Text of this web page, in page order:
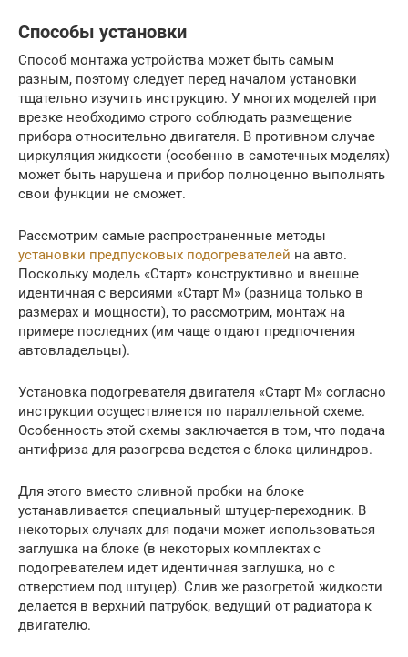
Способы установки
Способ монтажа устройства может быть самым
разным, поэтому следует перед началом установки
тщательно изучить инструкцию. У многих моделей при
врезке необходимо строго соблюдать размещение
прибора относительно двигателя. В противном случае
циркуляция жидкости (особенно в самотечных моделях)
может быть нарушена и прибор полноценно выполнять
свои функции не сможет.
Рассмотрим самые распространенные методы
установки предпусковых подогревателей на авто.
Поскольку модель «Старт» конструктивно и внешне
идентичная с версиями «Старт М» (разница только в
размерах и мощности), то рассмотрим, монтаж на
примере последних (им чаще отдают предпочтения
автовладельцы).
Установка подогревателя двигателя «Старт М» согласно
инструкции осуществляется по параллельной схеме.
Особенность этой схемы заключается в том, что подача
антифриза для разогрева ведется с блока цилиндров.
Для этого вместо сливной пробки на блоке
устанавливается специальный штуцер-переходник. В
некоторых случаях для подачи может использоваться
заглушка на блоке (в некоторых комплектах с
подогревателем идет идентичная заглушка, но с
отверстием под штуцер). Слив же разогретой жидкости
делается в верхний патрубок, ведущий от радиатора к
двигателю.